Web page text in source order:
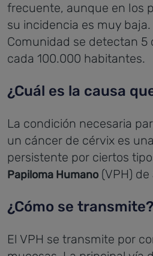
frecuente, aunque en los
su incidencia es muy
Comunidad se detectan 5
cada 100.000 habitantes.
¿Cuál es la causa
La condición necesaria
un cáncer de cérvix es
persistente por ciertos
Papiloma Humano (VPH)
¿Cómo se transmite?
El VPH se transmite por